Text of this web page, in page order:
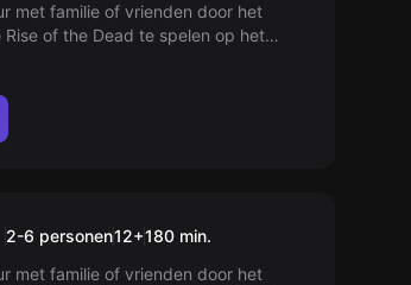
met familie of vrienden door het
of the Dead te spelen op het
2-6 personen12+180 min.
met familie of vrienden door het